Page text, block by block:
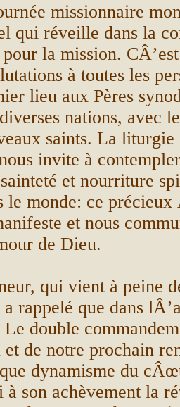
missionnaire
qui réveille dans la
la mission.
à toutes les
lieu aux Pères
nations, avec
saints. La liturgie
invite à
et nourriture
le monde: ce précieux
et nous
de Dieu.
qui vient à peine
rappelé que dans
double
de notre prochain
dynamisme du
à son achèvement la